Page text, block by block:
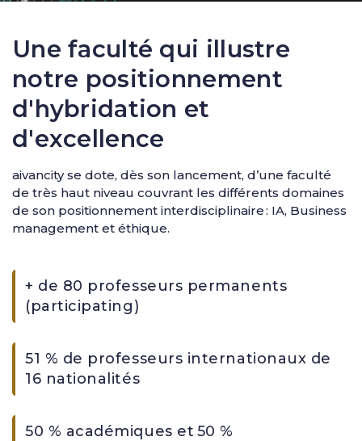
Une faculté qui illustre
notre positionnement
d'hybridation et
d'excellence
aivancity se dote, dès son lancement, d’une faculté
de très haut niveau couvrant les différents domaines
de son positionnement interdisciplinaire : IA, Business
management et éthique.
+ de 80 professeurs permanents
(participating)
51 % de professeurs internationaux de
16 nationalités
50 % académiques et 50 %